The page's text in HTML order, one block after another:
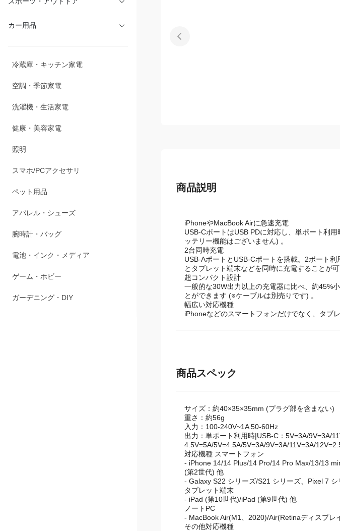
カー用品
冷蔵庫・キッチン家電
空調・季節家電
洗濯機・生活家電
健康・美容家電
照明
iPhoneやMacBook Airに急速充電
USB-CポートはUSB PDに対応し、単ポート利
ッテリー機能はございません) 。
2台同時充電
USB-AポートとUSB-Cポートを搭載。2ポート
とタブレット端末などを同時に充電することが可
超コンパクト設計
一般的な30W出力以上の充電器に比べ、約45%
とができます (※ケーブルは別売りです) 。
幅広い対応機種
サイズ：約40×35×35mm (プラグ部を含まない)
重さ：約56g
入力：100-240V~1A 50-60Hz
出力：単ポート利用時|USB-C：5V=3A/9V=3A/
4.5V=5A/5V=4.5A/5V=3A/9V=3A/11V=3A/
対応機種 スマートフォン
- iPhone 14/14 Plus/14 Pro/14 Pro Max/13/13
(第2世代) 他
- Galaxy S22 シリーズ/S21 シリーズ、Pixel 7 シ
タブレット端末
- iPad (第10世代)/iPad (第9世代) 他
ノートPC
- MacBook Air(M1、2020)/Air(Retinaディスプレ